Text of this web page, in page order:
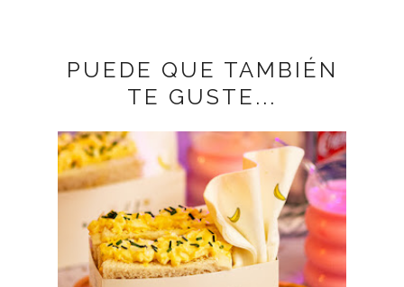
PUEDE QUE TAMBIÉN
TE GUSTE...